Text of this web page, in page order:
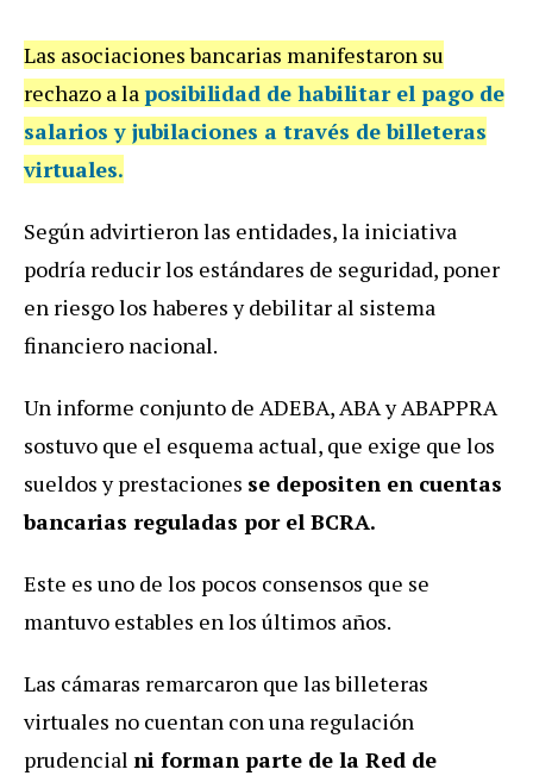
Las asociaciones bancarias manifestaron su
rechazo a laposibilidad de habilitar el pago de
salarios y jubilaciones a través de billeteras
virtuales.
Según advirtieron las entidades, la iniciativa
podría reducir los estándares de seguridad, poner
en riesgo los haberes y debilitar al sistema
financiero nacional.
Un informe conjunto de ADEBA, ABA y ABAPPRA
sostuvo que el esquema actual, que exige que los
sueldos y prestaciones se depositen en cuentas
bancarias reguladas por el BCRA.
Este es uno de los pocos consensos que se
mantuvo estables en los últimos años.
Las cámaras remarcaron que las billeteras
virtuales no cuentan con una regulación
prudencial ni forman parte de la Red de